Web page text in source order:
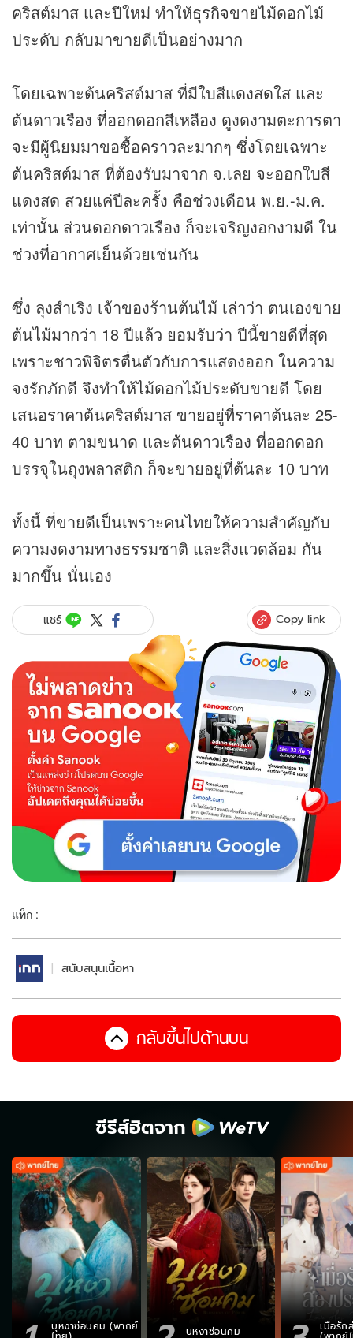
คริสต์มาส และปีใหม่ ทำให้ธุรกิจขายไม้ดอกไม้
ประดับ กลับมาขายดีเป็นอย่างมาก
โดยเฉพาะต้นคริสต์มาส ที่มีใบสีแดงสดใส และ
ต้นดาวเรือง ที่ออกดอกสีเหลือง ดูงดงามตะการตา
จะมีผู้นิยมมาขอซื้อคราวละมากๆ ซึ่งโดยเฉพาะ
ต้นคริสต์มาส ที่ต้องรับมาจาก จ.เลย จะออกใบสี
แดงสด สวยแค่ปีละครั้ง คือช่วงเดือน พ.ย.-ม.ค.
เท่านั้น ส่วนดอกดาวเรือง ก็จะเจริญงอกงามดี ใน
ช่วงที่อากาศเย็นด้วยเช่นกัน
ซึ่ง ลุงสำเริง เจ้าของร้านต้นไม้ เล่าว่า ตนเองขาย
ต้นไม้มากว่า 18 ปีแล้ว ยอมรับว่า ปีนี้ขายดีที่สุด
เพราะชาวพิจิตรตื่นตัวกับการแสดงออก ในความ
จงรักภักดี จึงทำให้ไม้ดอกไม้ประดับขายดี โดย
เสนอราคาต้นคริสต์มาส ขายอยู่ที่ราคาต้นละ 25-
40 บาท ตามขนาด และต้นดาวเรือง ที่ออกดอก
บรรจุในถุงพลาสติก ก็จะขายอยู่ที่ต้นละ 10 บาท
ทั้งนี้ ที่ขายดีเป็นเพราะคนไทยให้ความสำคัญกับ
ความงดงามทางธรรมชาติ และสิ่งแวดล้อม กัน
มากขึ้น นั่นเอง
แชร์ Copy link
แท็ก :
สนับสนุนเนื้อหา
กลับขึ้นไปด้านบน
ซีรีส์ฮิตจาก
บุหงาซ่อนคม (พากย์ บุหงาซ่อนคม เมื่อรัก